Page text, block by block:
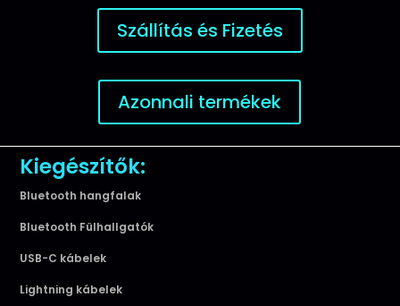
Szállítás és Fizetés
Azonnali termékek
Kiegészítők:
Bluetooth hangfalak
Bluetooth Fülhallgatók
USB-C kábelek
Lightning kábelek